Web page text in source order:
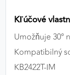
Kľúčové
Umožňuje 30°
Kompatibilný
KB2422T-IM
našom
Google